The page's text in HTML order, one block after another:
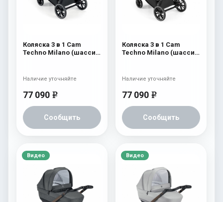
Коляска 3 в 1 Cam
Techno Milano (шасси
77 090 e
Сообщить
Наличие уточняйте
Коляска 3 в 1 Cam
Techno Milano (шасси
77 090 e
Сообщить
Наличие уточняйте
Видео Видео